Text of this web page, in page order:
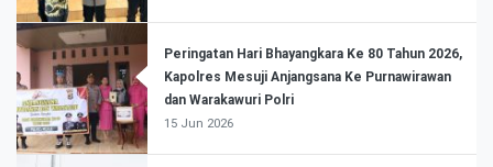
Peringatan Hari Bhayangkara Ke 80 Tahun 2026,
Kapolres Mesuji Anjangsana Ke Purnawirawan
dan Warakawuri Polri
15 Jun 2026